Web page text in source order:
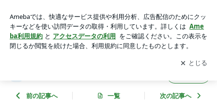
ムみさきのブログ
アプリをダウンロードして ブログの更新通知
を受け取りまし
ょう。
開く
前の記事へ 一覧 次の記事へ